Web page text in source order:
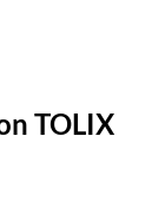
TOLIX